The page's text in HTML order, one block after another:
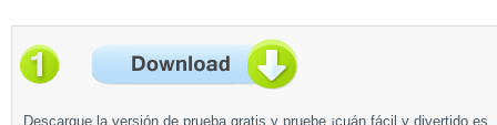
Descargue la versión de prueba gratis y pruebe ¡cuán fácil y divertido es